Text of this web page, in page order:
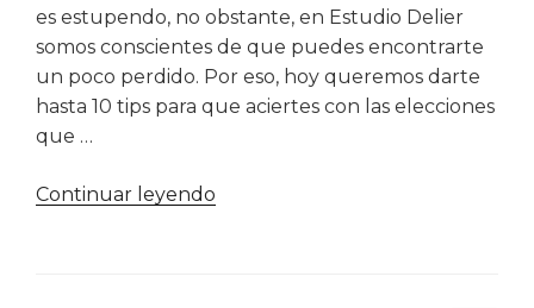
es estupendo, no obstante, en Estudio Delier
somos conscientes de que puedes encontrarte
un poco perdido. Por eso, hoy queremos darte
hasta 10 tips para que aciertes con las elecciones
que …
Continuar leyendo